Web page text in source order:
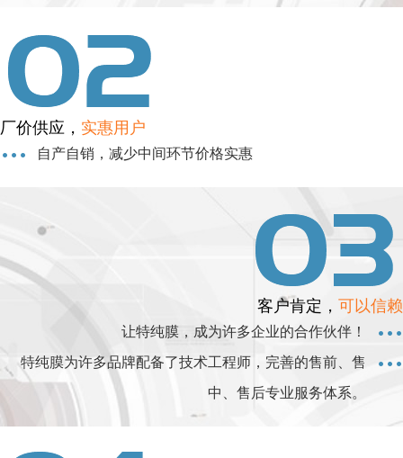
厂价供应， 实惠用户
自产自销，减少中间环节价格实惠
客户肯定， 可以信赖
让特纯膜，成为许多企业的合作伙伴！
特纯膜为许多品牌配备了技术工程师，完善的售前、售
中、售后专业服务体系。